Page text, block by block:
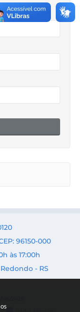
96150-000
às 17:00h
- RS